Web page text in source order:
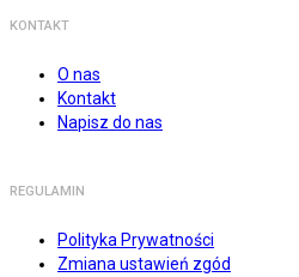
KONTAKT
O nas
Kontakt
Napisz do nas
REGULAMIN
Polityka Prywatności
Zmiana ustawień zgód